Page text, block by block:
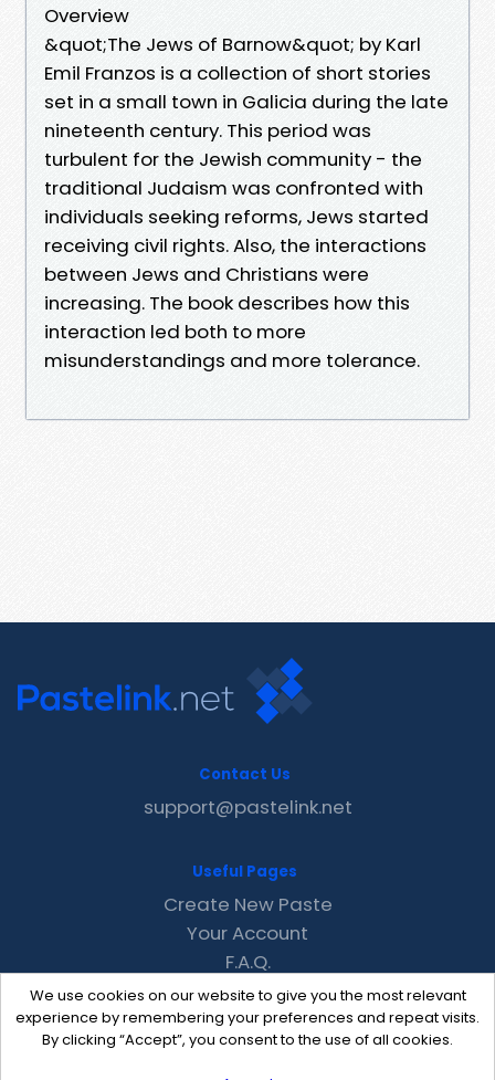
Overview
&quot;The Jews of Barnow&quot; by Karl
Emil Franzos is a collection of short stories
set in a small town in Galicia during the late
nineteenth century. This period was
turbulent for the Jewish community - the
traditional Judaism was confronted with
individuals seeking reforms, Jews started
receiving civil rights. Also, the interactions
between Jews and Christians were
increasing. The book describes how this
interaction led both to more
misunderstandings and more tolerance.
We use cookies on our website to give you the most relevant
experience by remembering your preferences and repeat visits.
By clicking “Accept”, you consent to the use of all cookies.
Contact Us
support@pastelink.net
Useful Pages
Create New Paste
Your Account
F.A.Q.
Recent
Contact